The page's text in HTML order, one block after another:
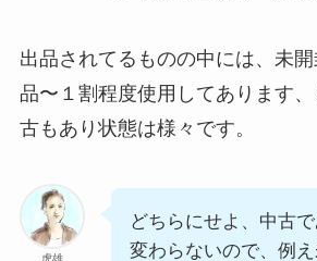
出品されてるものの中には、未
品〜１割程度使用してあります
古もあり状態は様々です。
どちらにせよ、中古
変わらないので、例